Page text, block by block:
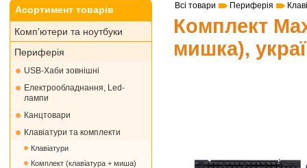
Асортимент товарів
Комп'ютери та ноутбуки
Периферія
USB-Хаби зовнішні
Електрообладнання, Led-
лампи
Канцтовари
Клавіатури та комплекти
Клавіатури
Комплект (клавіатура + миша)
Всі товари Периферія
Комплект
мишка),